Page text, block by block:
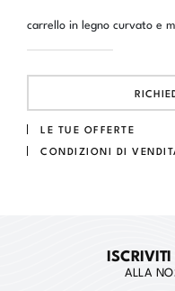
carrello in legno curvato e
LE TUE OFFERTE
CONDIZIONI DI
ALLA